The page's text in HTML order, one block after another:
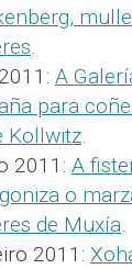
.
A
para
Kollwitz.
2011: A
o
de Muxía.
2011: